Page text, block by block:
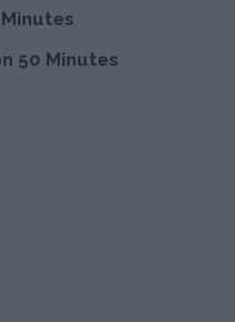
50 Minutes